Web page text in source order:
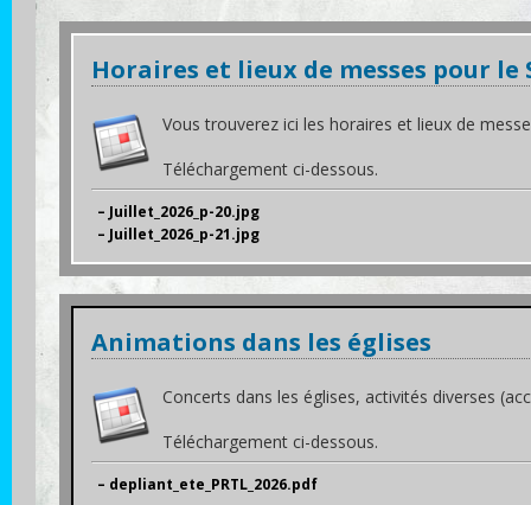
Horaires et lieux de messes pour
Vous trouverez ici les horaires et lieux de
Téléchargement ci-dessous.
– Juillet_2026_p-20.jpg
– Juillet_2026_p-21.jpg
Animations dans les églises
Concerts dans les églises, activités diverses
Téléchargement ci-dessous.
– depliant_ete_PRTL_2026.pdf